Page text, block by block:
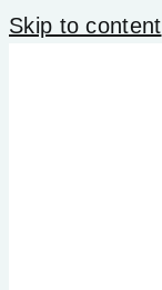
Skip to content